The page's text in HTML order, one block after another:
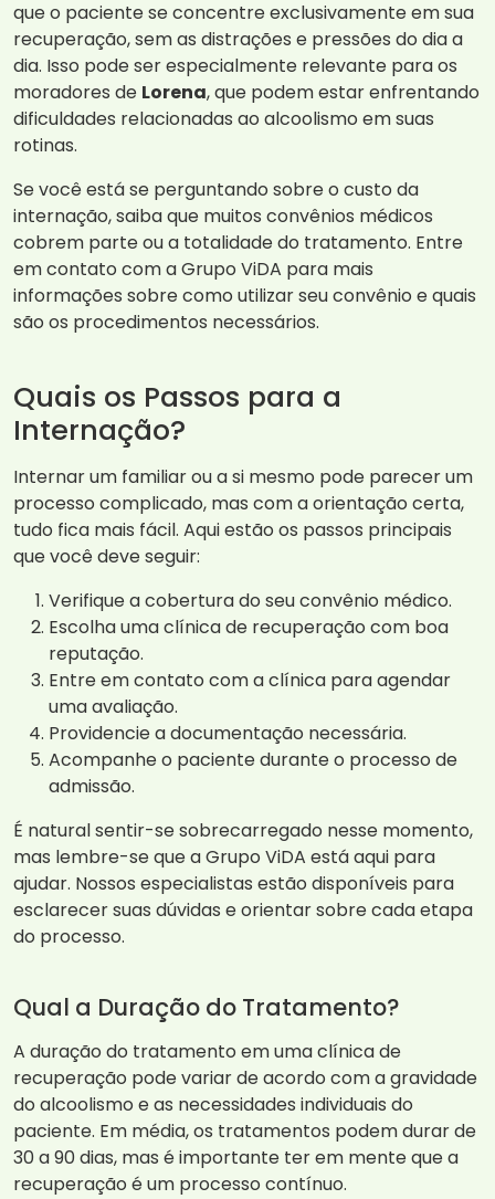
que o paciente se concentre exclusivamente em sua
recuperação, sem as distrações e pressões do dia a
dia. Isso pode ser especialmente relevante para os
moradores de Lorena, que podem estar enfrentando
dificuldades relacionadas ao alcoolismo em suas
rotinas.
Se você está se perguntando sobre o custo da
internação, saiba que muitos convênios médicos
cobrem parte ou a totalidade do tratamento. Entre
em contato com a Grupo ViDA para mais
informações sobre como utilizar seu convênio e quais
são os procedimentos necessários.
Quais os Passos para a
Internação?
Internar um familiar ou a si mesmo pode parecer um
processo complicado, mas com a orientação certa,
tudo fica mais fácil. Aqui estão os passos principais
que você deve seguir:
Verifique a cobertura do seu convênio médico.
Escolha uma clínica de recuperação com boa
reputação.
Entre em contato com a clínica para agendar
uma avaliação.
Providencie a documentação necessária.
Acompanhe o paciente durante o processo de
admissão.
É natural sentir-se sobrecarregado nesse momento,
mas lembre-se que a Grupo ViDA está aqui para
ajudar. Nossos especialistas estão disponíveis para
esclarecer suas dúvidas e orientar sobre cada etapa
do processo.
Qual a Duração do Tratamento?
A duração do tratamento em uma clínica de
recuperação pode variar de acordo com a gravidade
do alcoolismo e as necessidades individuais do
paciente. Em média, os tratamentos podem durar de
30 a 90 dias, mas é importante ter em mente que a
recuperação é um processo contínuo.